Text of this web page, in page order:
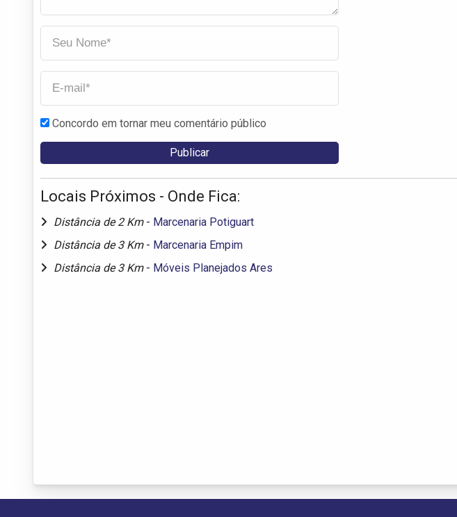
Concordo em tornar meu comentário público
Locais Próximos - Onde Fica:
Distância de 2 Km - Marcenaria Potiguart
Distância de 3 Km - Marcenaria Empim
Distância de 3 Km - Móveis Planejados Ares